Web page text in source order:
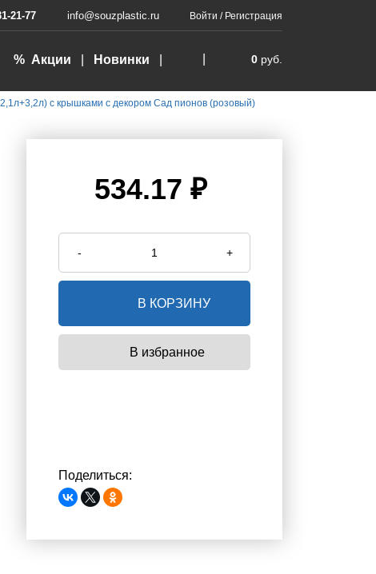
21-77 info@souzplastic.ru Войти / Регистрация
% Акции Новинки 0 руб.
с крышками с декором Сад пионов (розовый)
534.17 ₽
- +
В КОРЗИНУ
Поделиться: